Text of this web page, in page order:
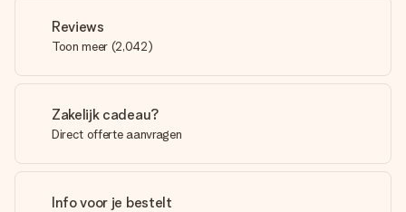
Reviews
Toon meer (2,042)
Zakelijk cadeau?
Direct offerte aanvragen
Info voor je bestelt